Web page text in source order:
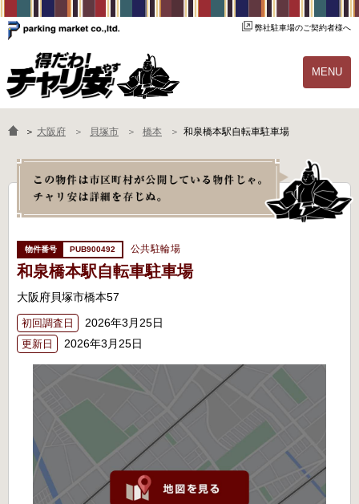
弊社駐車場のご契約者様へ
MENU
物件一覧 ご契約の流れ
よくあるご質問 駐輪場オーナー様へ
＞ 大阪府 貝塚市 橋本 和泉橋本駅自転車駐車場
PUB900492 公共駐輪場
和泉橋本駅自転車駐車場
大阪府貝塚市橋本57
初回調査日 2026年3月25日
更新日 2026年3月25日